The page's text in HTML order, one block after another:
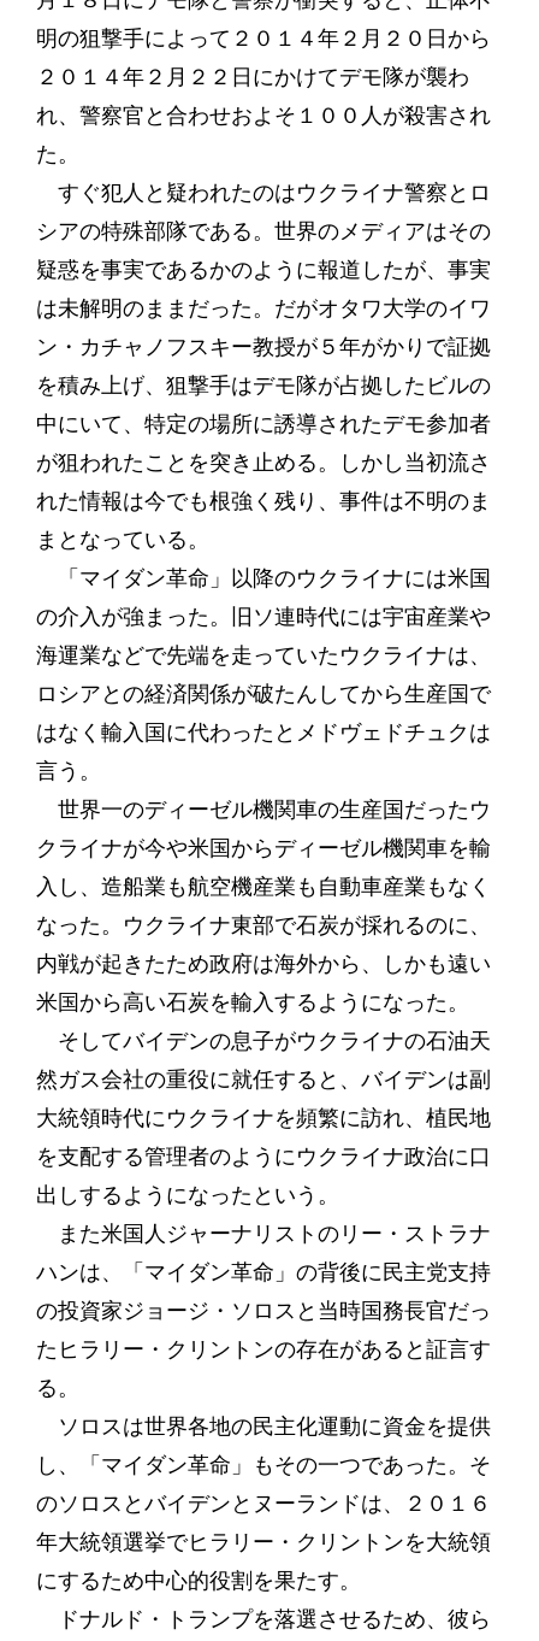
明の狙撃手によって２０１４年２月２０日から
２０１４年２月２２日にかけてデモ隊が襲わ
れ、警察官と合わせおよそ１００人が殺害され
た。
すぐ犯人と疑われたのはウクライナ警察とロ
シアの特殊部隊である。世界のメディアはその
疑惑を事実であるかのように報道したが、事実
は未解明のままだった。だがオタワ大学のイワ
ン・カチャノフスキー教授が５年がかりで証拠
を積み上げ、狙撃手はデモ隊が占拠したビルの
中にいて、特定の場所に誘導されたデモ参加者
が狙われたことを突き止める。しかし当初流さ
れた情報は今でも根強く残り、事件は不明のま
まとなっている。
「マイダン革命」以降のウクライナには米国
の介入が強まった。旧ソ連時代には宇宙産業や
海運業などで先端を走っていたウクライナは、
ロシアとの経済関係が破たんしてから生産国で
はなく輸入国に代わったとメドヴェドチュクは
言う。
世界一のディーゼル機関車の生産国だったウ
クライナが今や米国からディーゼル機関車を輸
入し、造船業も航空機産業も自動車産業もなく
なった。ウクライナ東部で石炭が採れるのに、
内戦が起きたため政府は海外から、しかも遠い
米国から高い石炭を輸入するようになった。
そしてバイデンの息子がウクライナの石油天
然ガス会社の重役に就任すると、バイデンは副
大統領時代にウクライナを頻繁に訪れ、植民地
を支配する管理者のようにウクライナ政治に口
出しするようになったという。
また米国人ジャーナリストのリー・ストラナ
ハンは、「マイダン革命」の背後に民主党支持
の投資家ジョージ・ソロスと当時国務長官だっ
たヒラリー・クリントンの存在があると証言す
る。
ソロスは世界各地の民主化運動に資金を提供
し、「マイダン革命」もその一つであった。そ
のソロスとバイデンとヌーランドは、２０１６
年大統領選挙でヒラリー・クリントンを大統領
にするため中心的役割を果たす。
ドナルド・トランプを落選させるため、彼ら